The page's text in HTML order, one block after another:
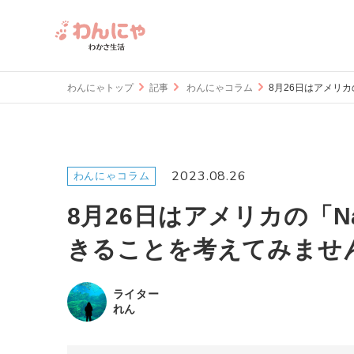
わんにゃトップ 記事 わんにゃコラム 8月26日はアメリ
わんにゃコラム 2023.08.26
8月26日はアメリカの「
きることを考えてみませ
ライター
れん